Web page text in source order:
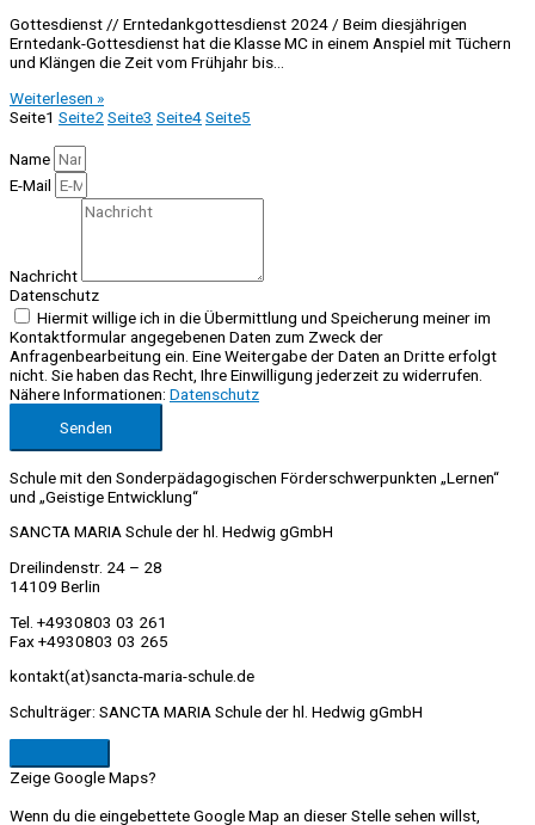
Gottesdienst // Erntedankgottesdienst 2024 / Beim diesjährigen
Erntedank-Gottesdienst hat die Klasse MC in einem Anspiel mit Tüchern
und Klängen die Zeit vom Frühjahr bis…
Weiterlesen »
Seite1 Seite2 Seite3 Seite4Seite5
Name
E-Mail
Nachricht
Datenschutz
Hiermit willige ich in die Übermittlung und Speicherung meiner im
Kontaktformular angegebenen Daten zum Zweck der
Anfragenbearbeitung ein. Eine Weitergabe der Daten an Dritte erfolgt
nicht. Sie haben das Recht, Ihre Einwilligung jederzeit zu widerrufen.
Nähere Informationen: Datenschutz
Senden
Schule mit den Sonderpädagogischen Förderschwerpunkten „Lernen“
und „Geistige Entwicklung“
SANCTA MARIA Schule der hl. Hedwig gGmbH
Dreilindenstr. 24 – 28
14109 Berlin
Tel. +4930803 03 261
Fax +4930803 03 265
kontakt(at)sancta-maria-schule.de
Schulträger: SANCTA MARIA Schule der hl. Hedwig gGmbH
Zeige Google Maps?
Wenn du die eingebettete Google Map an dieser Stelle sehen willst,